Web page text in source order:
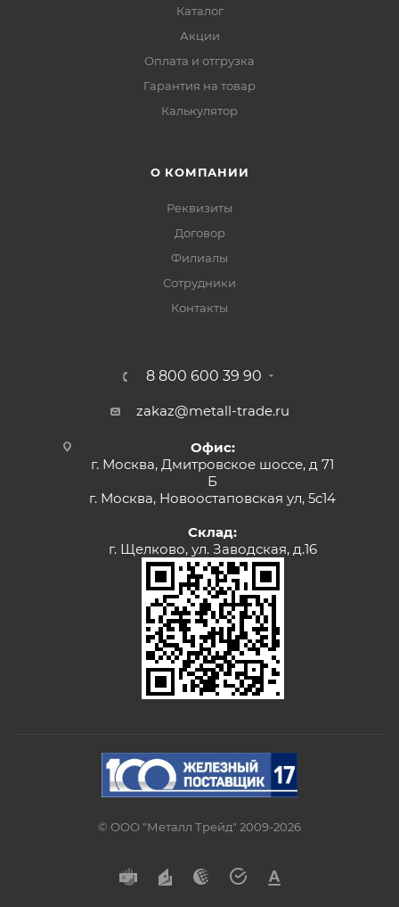
Каталог
Акции
Оплата и отгрузка
Гарантия на товар
Калькулятор
О КОМПАНИИ
Реквизиты
Договор
Филиалы
Сотрудники
Контакты
8 800 600 39 90
zakaz@metall-trade.ru
Офис:
г. Москва, Дмитровское шоссе, д 71
Б
г. Москва, Новоостаповская ул, 5с14
Склад:
г. Щелково, ул. Заводская, д.16
© ООО "Металл Трейд" 2009-2026